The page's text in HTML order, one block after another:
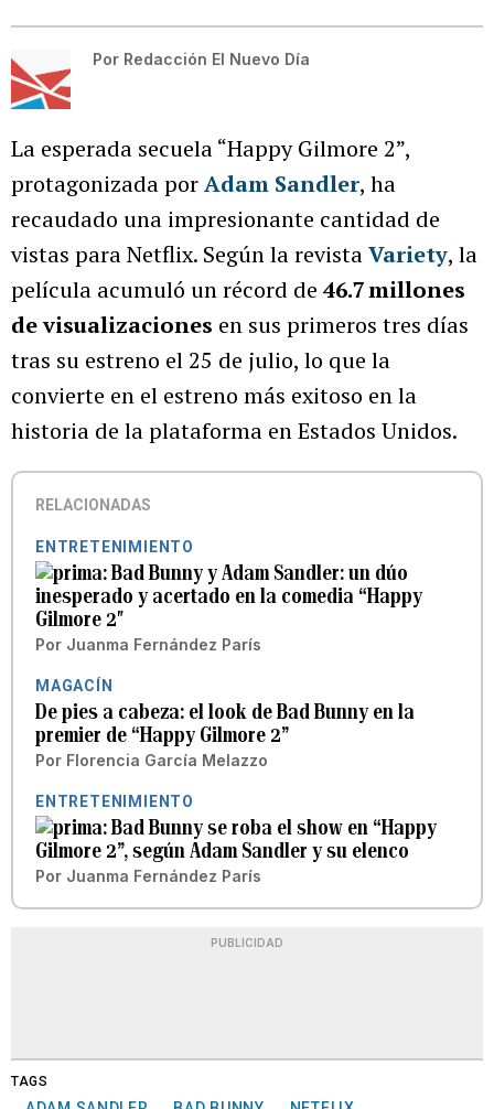
Por Redacción El Nuevo Día
La esperada secuela “Happy Gilmore 2”,
protagonizada porAdam Sandler, ha
recaudado una impresionante cantidad de
vistas para Netflix. Según la revistaVariety, la
película acumuló un récord de 46.7 millones
de visualizaciones en sus primeros tres días
tras su estreno el 25 de julio, lo que la
convierte en el estreno más exitoso en la
historia de la plataforma en Estados Unidos.
RELACIONADAS
ENTRETENIMIENTO
Bad Bunny y Adam Sandler: un dúo
inesperado y acertado en la comedia “Happy
Gilmore 2″
Por Juanma Fernández París
MAGACÍN
De pies a cabeza: el look de Bad Bunny en la
premier de “Happy Gilmore 2”
Por Florencia García Melazzo
ENTRETENIMIENTO
Bad Bunny se roba el show en “Happy
Gilmore 2”, según Adam Sandler y su elenco
Por Juanma Fernández París
PUBLICIDAD
TAGS